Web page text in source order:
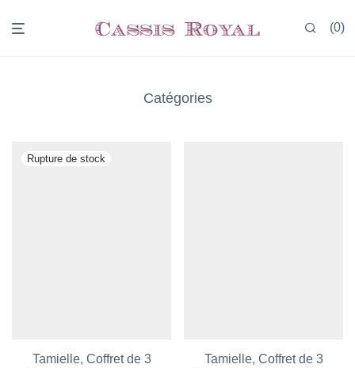
0
Catégories
Tamielle, Coffret de 3
Tamielle, Coffret de 3